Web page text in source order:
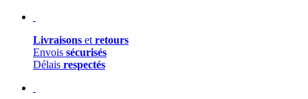
Livraisons et retours
Envois sécurisés
Délais respectés